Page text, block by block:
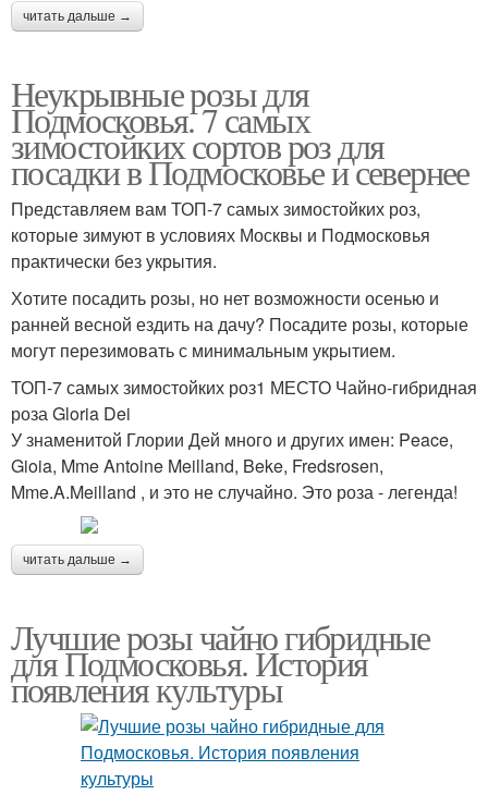
читать дальше →
Неукрывные розы для
Подмосковья. 7 самых
зимостойких сортов роз для
посадки в Подмосковье и севернее
Представляем вам ТОП-7 самых зимостойких роз,
которые зимуют в условиях Москвы и Подмосковья
практически без укрытия.
Хотите посадить розы, но нет возможности осенью и
ранней весной ездить на дачу? Посадите розы, которые
могут перезимовать с минимальным укрытием.
ТОП-7 самых зимостойких роз1 МЕСТО Чайно-гибридная
роза Gloria Dei
У знаменитой Глории Дей много и других имен: Peace,
Gioia, Mme Antoine Meilland, Beke, Fredsrosen,
Mme.A.Meilland , и это не случайно. Это роза - легенда!
читать дальше →
Лучшие розы чайно гибридные
для Подмосковья. История
появления культуры